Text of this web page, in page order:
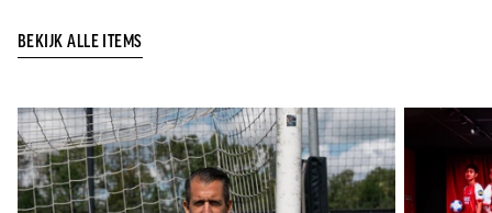
BEKIJK ALLE ITEMS